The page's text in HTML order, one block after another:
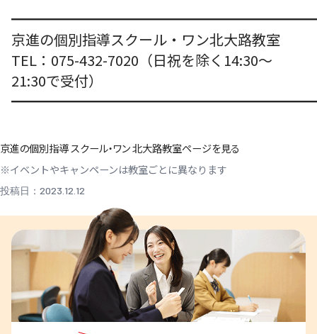
京進の個別指導スクール・ワン北大路教室
TEL：075-432-7020（日祝を除く14:30～
21:30で受付）
京進の個別指導 スクール・ワン 北大路教室ページを見る
※イベントやキャンペーンは教室ごとに異なります
投稿日：2023.12.12